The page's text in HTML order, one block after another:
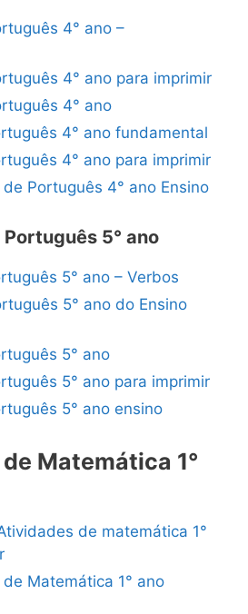
4° ano –
4° ano para imprimir
4° ano
4° ano fundamental
4° ano para imprimir
Português 4° ano Ensino
5° ano
5° ano – Verbos
5° ano do Ensino
5° ano
5° ano para imprimir
5° ano ensino
Matemática 1°
de matemática 1°
Matemática 1° ano